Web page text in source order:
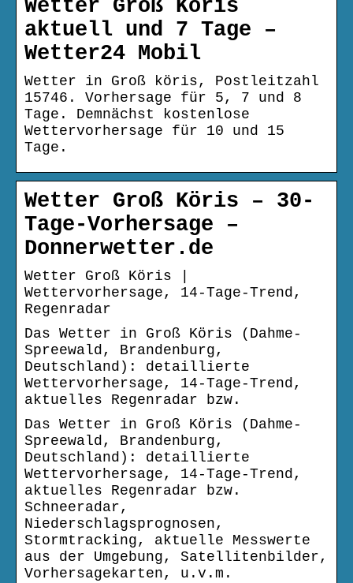
Wetter Groß Köris
aktuell und 7 Tage –
Wetter24 Mobil
Wetter in Groß köris, Postleitzahl
15746. Vorhersage für 5, 7 und 8
Tage. Demnächst kostenlose
Wettervorhersage für 10 und 15
Tage.
Wetter Groß Köris – 30-
Tage-Vorhersage –
Donnerwetter.de
Wetter Groß Köris |
Wettervorhersage, 14-Tage-Trend,
Regenradar
Das Wetter in Groß Köris (Dahme-
Spreewald, Brandenburg,
Deutschland): detaillierte
Wettervorhersage, 14-Tage-Trend,
aktuelles Regenradar bzw.
Das Wetter in Groß Köris (Dahme-
Spreewald, Brandenburg,
Deutschland): detaillierte
Wettervorhersage, 14-Tage-Trend,
aktuelles Regenradar bzw.
Schneeradar,
Niederschlagsprognosen,
Stormtracking, aktuelle Messwerte
aus der Umgebung, Satellitenbilder,
Vorhersagekarten, u.v.m.